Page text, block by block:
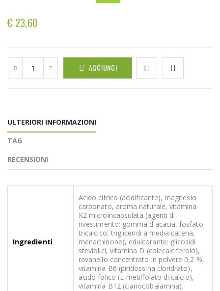
€ 23,60
AGGIUNGI
ULTERIORI INFORMAZIONI
TAG
RECENSIONI
Ingredienti
Acido citrico (acidificante), magnesio
carbonato, aroma naturale, vitamina
K2 microincapsulata (agenti di
rivestimento: gomma d'acacia, fosfato
tricalcico, trigliceridi a media catena,
menachinone), edulcorante: glicosidi
steviolici, vitamina D (colecalciferolo),
ravanello concentrato in polvere 0,2 %,
vitamina B6 (piridossina cloridrato),
acido folico (L-metilfolato di calcio),
vitamina B12 (cianocobalamina).